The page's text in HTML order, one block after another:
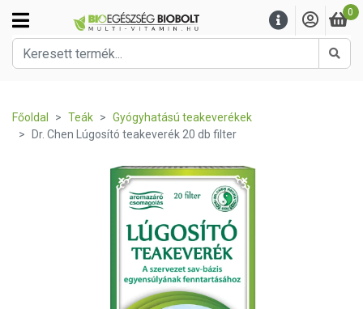
0
Főoldal Teák
Gyógyhatású teakeverékek
Dr. Chen Lúgosító teakeverék 20 db filter